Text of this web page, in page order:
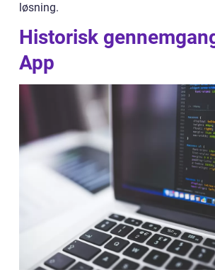
løsning.
Historisk
App